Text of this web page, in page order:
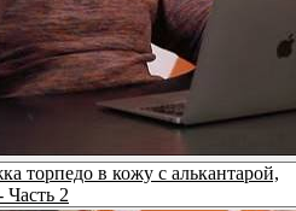
торпедо в кожу с алькантарой,
Часть 2